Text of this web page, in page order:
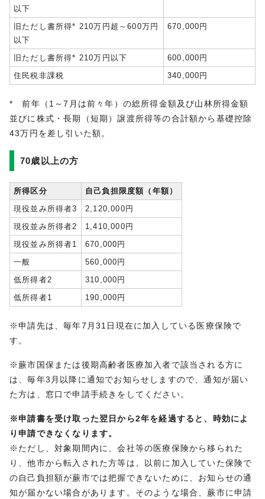
以下
旧ただし書所得* 210万円超～600万円
以下
670,000円
旧ただし書所得* 210万円以下
600,000円
住民税非課税
340,000円
* 前年（1～7月は前々年）の総所得金額及び山林所得金額
並びに株式・長期（短期）譲渡所得等の合計額から基礎控除
43万円を差し引いた額。
70歳以上の方
所得区分
自己負担限度額（年額）
現役並み所得者3
2,120,000円
現役並み所得者2
1,410,000円
現役並み所得者1
670,000円
一般
560,000円
低所得者2
310,000円
低所得者1
190,000円
※申請先は、毎年7月31日現在に加入している医療保険で
す。
※蕨市国保または後期高齢者医療加入者で該当される方に
は、毎年3月以降に通知でお知らせしますので、通知が届い
た方は、窓口で申請手続きをしてください。
※申請書を受け取った翌日から2年を経過すると、時効によ
り申請できなくなります。
※ただし、対象期間内に、会社等の医療保険から移られた
り、他市から転入された方等は、以前に加入していた保険で
の自己負担額が蕨市では把握できないために、お知らせの通
知が届かない場合があります。そのような場合、蕨市に申請